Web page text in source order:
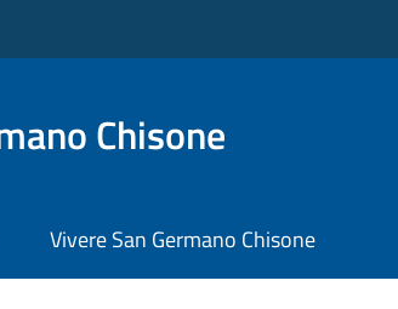
Chisone
Vivere San Germano Chisone